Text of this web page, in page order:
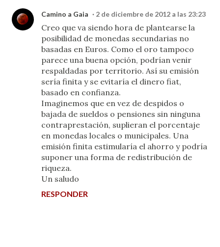
Camino a Gaia 2 de diciembre de 2012 a las 23:23
Creo que va siendo hora de plantearse la
posibilidad de monedas secundarias no
basadas en Euros. Como el oro tampoco
parece una buena opción, podrían venir
respaldadas por territorio. Así su emisión
sería finita y se evitaría el dinero fiat,
basado en confianza.
Imaginemos que en vez de despidos o
bajada de sueldos o pensiones sin ninguna
contraprestación, suplieran el porcentaje
en monedas locales o municipales. Una
emisión finita estimularía el ahorro y podría
suponer una forma de redistribución de
riqueza.
Un saludo
RESPONDER